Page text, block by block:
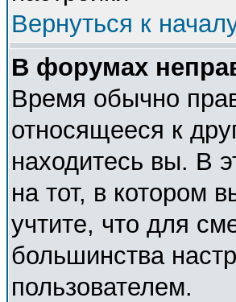
Вернуться к
В форумах
Время обычно
относящееся к
находитесь вы. В
на тот, в котором
учтите, что для
большинства
пользователем.